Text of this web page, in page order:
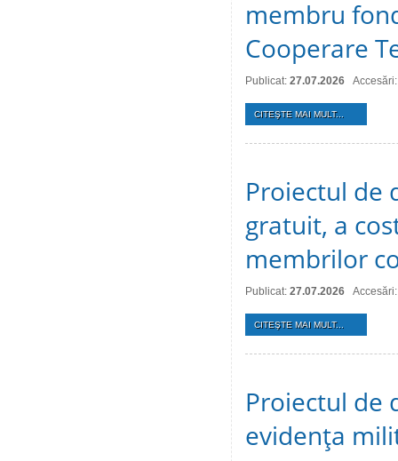
membru
Cooperare
Publicat: 27.07.2026
CITEŞTE MAI MULT...
Proiectul de
gratuit, a
membrilor
Publicat: 27.07.2026
CITEŞTE MAI MULT...
Proiectul de
evidenţa